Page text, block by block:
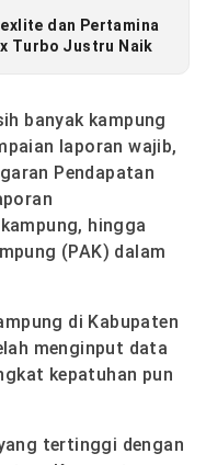
dan Pertamina
Turbo Justru Naik
banyak kampung
laporan wajib,
Pendapatan
hingga
(PAK) dalam
di Kabupaten
menginput data
kepatuhan pun
tertinggi dengan